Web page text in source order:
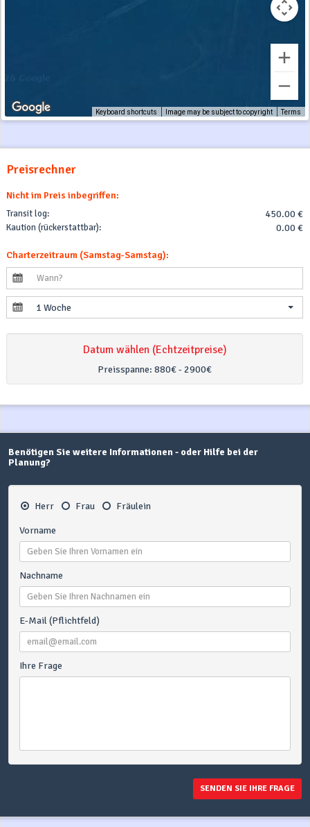
Keyboard shortcuts Image may be subject to copyright Terms
Preisrechner
Nicht im Preis inbegriffen:
Transit log: 450.00 €
Kaution (rückerstattbar): 0.00 €
Charterzeitraum (Samstag-Samstag):
1 Woche
Datum wählen (Echtzeitpreise)
Preisspanne: 880€ - 2900€
Benötigen Sie weitere Informationen - oder Hilfe bei der
Planung?
Herr Frau Fräulein
Vorname
Nachname
E-Mail (Pflichtfeld)
Ihre Frage
SENDEN SIE IHRE FRAGE